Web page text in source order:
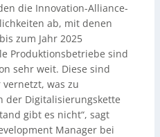
die Innovation-Alliance-
ab, mit denen
zum Jahr 2025
Produktionsbetriebe sind
sehr weit. Diese sind
was zu
der Digitalisierungskette
gibt es nicht“, sagt
Manager bei